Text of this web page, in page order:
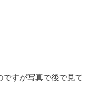
すが写真で後で見て